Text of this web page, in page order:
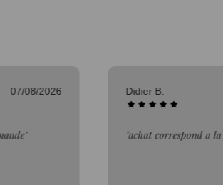
06/08/2026
"Bien."